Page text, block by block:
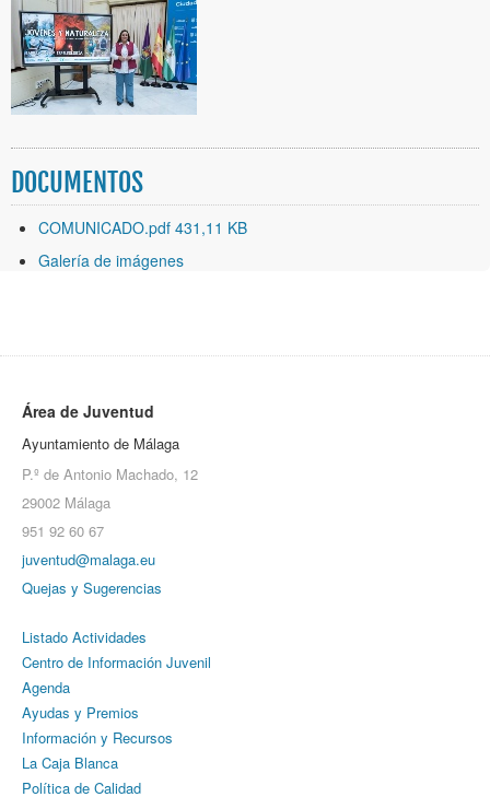
DOCUMENTOS
COMUNICADO.pdf 431,11 KB
Galería de imágenes
Área de Juventud
Ayuntamiento de Málaga
P.º de Antonio Machado, 12
29002 Málaga
951 92 60 67
juventud@malaga.eu
Quejas y Sugerencias
Listado Actividades
Centro de Información Juvenil
Agenda
Ayudas y Premios
Información y Recursos
La Caja Blanca
Política de Calidad